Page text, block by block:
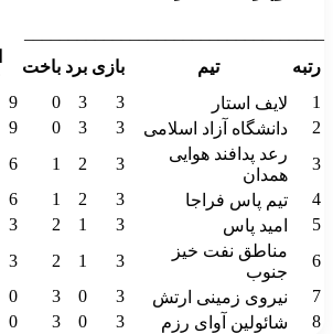
رتبه
تیم بازی برد باخت
1
لایف استار 3
3
0
9
2
دانشگاه آزاد اسلامی 3
3
0
9
3
رعد پدافند هوایی
همدان
3
2
1
6
4
تیم پاس فراجا 3
2
1
6
5
امید پاس 3
1
2
3
6
مناطق نفت خیز
جنوب
3
1
2
3
7
نیروی زمینی ارتش 3
0
3
0
8
شائولین آوای رزم 3
0
3
0